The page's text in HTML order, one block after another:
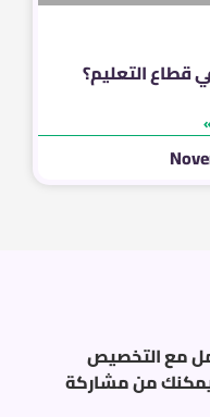
مع التخصيص
يمكنك من مشاركة